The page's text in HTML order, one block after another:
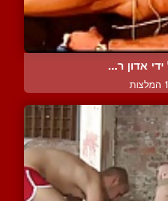
אדון ר...
1 המלצות